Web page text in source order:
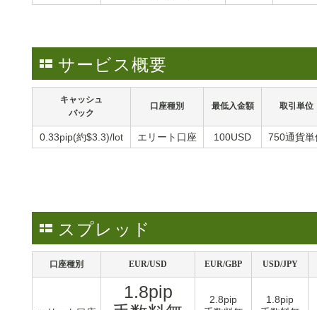
サービス概要
キャッシュ
バック
口座種別 最低入金額 取引単位
0.33pip(約$3.3)/lot エリート口座 100USD 750通貨単
スプレッド
口座種別 EUR/USD EUR/GBP USD/JPY
1.8pip
2.8pip
1.8pip